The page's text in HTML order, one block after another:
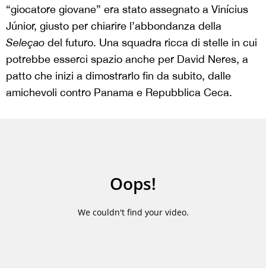
“giocatore giovane” era stato assegnato a Vinícius
Júnior, giusto per chiarire l’abbondanza della
Seleçao del futuro. Una squadra ricca di stelle in cui
potrebbe esserci spazio anche per David Neres, a
patto che inizi a dimostrarlo fin da subito, dalle
amichevoli contro Panama e Repubblica Ceca.